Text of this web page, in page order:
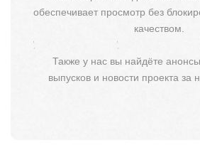
обеспечивает просмотр без
качеством.
Также у нас вы найдёте
выпусков и новости проекта за